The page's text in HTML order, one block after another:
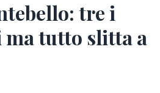
tre i
tutto slitta a